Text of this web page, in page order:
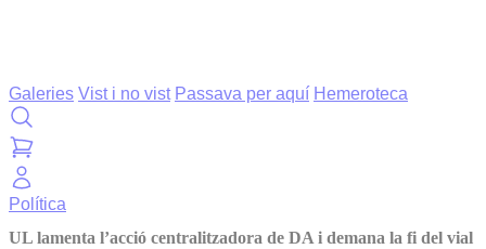
Galeries Vist i no vist Passava per aquí Hemeroteca
Política
UL lamenta l’acció centralitzadora de DA i demana la fi del vial